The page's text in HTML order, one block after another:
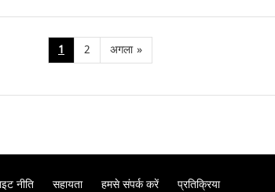
1 2 अगला »
नीति सहायता हमसे संपर्क करें प्रतिक्रिया